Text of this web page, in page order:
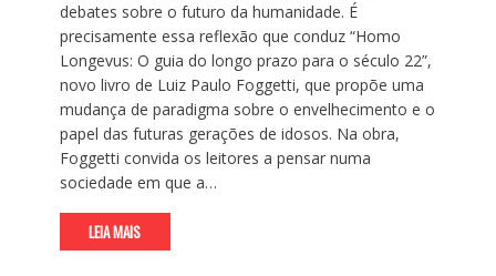
debates sobre o futuro da humanidade. É
precisamente essa reflexão que conduz “Homo
Longevus: O guia do longo prazo para o século 22”,
novo livro de Luiz Paulo Foggetti, que propõe uma
mudança de paradigma sobre o envelhecimento e o
papel das futuras gerações de idosos. Na obra,
Foggetti convida os leitores a pensar numa
sociedade em que a…
LEIA MAIS